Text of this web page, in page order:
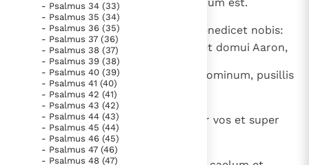
- Psalmus 34 (33)
- Psalmus 35 (34)
- Psalmus 36 (35)
- Psalmus 37 (36)
- Psalmus 38 (37)
- Psalmus 39 (38)
- Psalmus 40 (39)
- Psalmus 41 (40)
- Psalmus 42 (41)
- Psalmus 43 (42)
- Psalmus 44 (43)
- Psalmus 45 (44)
- Psalmus 46 (45)
- Psalmus 47 (46)
- Psalmus 48 (47)
Dominus memor fuit nostri et benedicet nobis:
benedicet domui Israel, benedicet domui Aaron,
benedicet omnibus, qui timent Dominum, pusillis
cum maioribus.
Adiciat Dominus super vos, super vos et super
filios vestros.